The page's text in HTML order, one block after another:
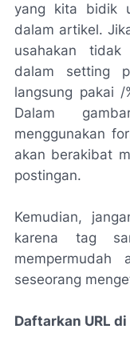
yang kita bidik
dalam artikel.
usahakan tidak
dalam setting
langsung pakai /
Dalam
menggunakan
akan berakibat
postingan.
Kemudian,
karena tag
mempermudah
seseorang
Daftarkan URL